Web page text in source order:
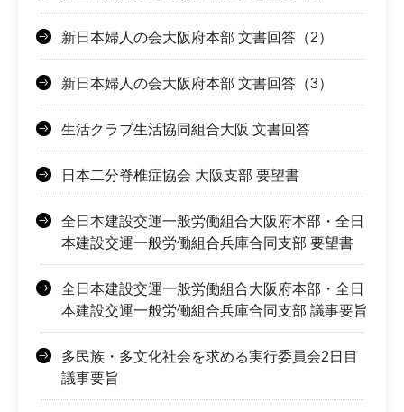
新日本婦人の会大阪府本部 文書回答（2）
新日本婦人の会大阪府本部 文書回答（3）
生活クラブ生活協同組合大阪 文書回答
日本二分脊椎症協会 大阪支部 要望書
全日本建設交運一般労働組合大阪府本部・全日
本建設交運一般労働組合兵庫合同支部 要望書
全日本建設交運一般労働組合大阪府本部・全日
本建設交運一般労働組合兵庫合同支部 議事要旨
多民族・多文化社会を求める実行委員会2日目
議事要旨